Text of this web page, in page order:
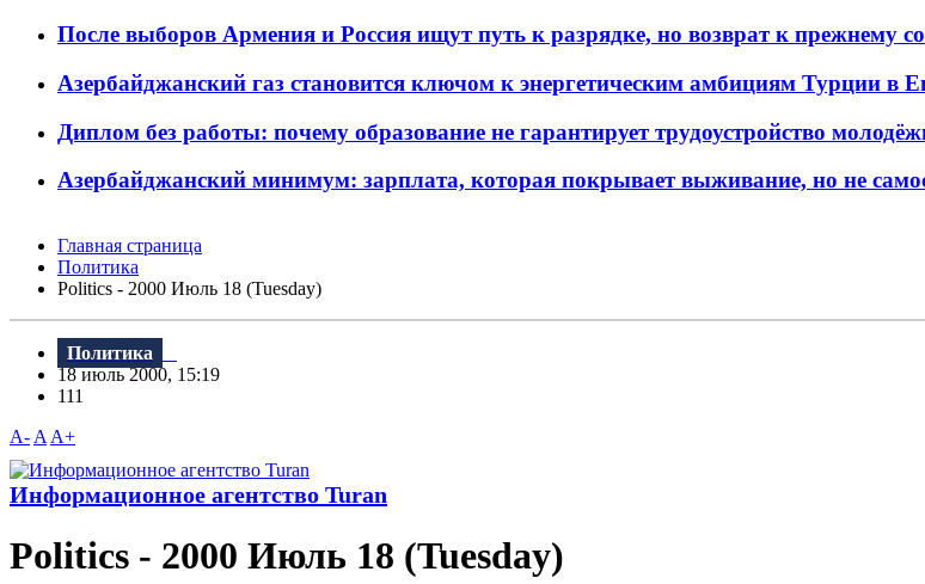
После выборов Армения и Россия ищут путь к разрядке, но возврат к прежнему
Азербайджанский газ становится ключом к энергетическим амбициям Турции в
Диплом без работы: почему образование не гарантирует трудоустройство
Азербайджанский минимум: зарплата, которая покрывает выживание, но не
Главная страница
Политика
Politics - 2000 Июль 18 (Tuesday)
Политика
18 июль 2000, 15:19
111
A- A A+
Информационное агентство Turan
Politics - 2000 Июль 18 (Tuesday)